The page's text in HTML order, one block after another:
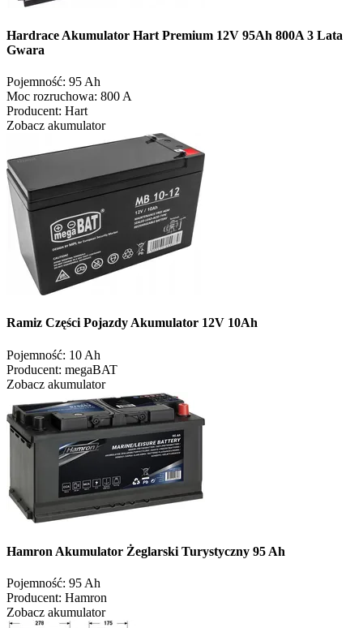
Hardrace Akumulator Hart Premium 12V 95Ah 800A 3 Lata
Gwara
Pojemność: 95 Ah
Moc rozruchowa: 800 A
Producent: Hart
Zobacz akumulator
Ramiz Części Pojazdy Akumulator 12V 10Ah
Pojemność: 10 Ah
Producent: megaBAT
Zobacz akumulator
Hamron Akumulator Żeglarski Turystyczny 95 Ah
Pojemność: 95 Ah
Producent: Hamron
Zobacz akumulator